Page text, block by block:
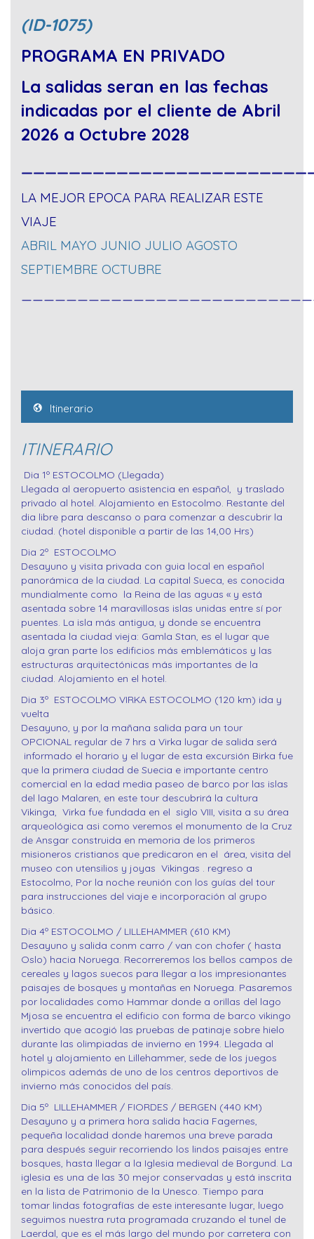
(ID-1075)
PROGRAMA EN PRIVADO
La salidas seran en las fechas
indicadas por el cliente de Abril
2026 a Octubre 2028
LA MEJOR EPOCA PARA REALIZAR ESTE
VIAJE
ABRIL MAYO JUNIO JULIO AGOSTO
SEPTIEMBRE OCTUBRE
Itinerario
ITINERARIO
Dia 1º ESTOCOLMO (Llegada)
Llegada al aeropuerto asistencia en español, y traslado
privado al hotel. Alojamiento en Estocolmo. Restante del
dia libre para descanso o para comenzar a descubrir la
ciudad. (hotel disponible a partir de las 14,00 Hrs)
Dia 2º ESTOCOLMO
Desayuno y visita privada con guia local en español
panorámica de la ciudad. La capital Sueca, es conocida
mundialmente como la Reina de las aguas « y está
asentada sobre 14 maravillosas islas unidas entre sí por
puentes. La isla más antigua, y donde se encuentra
asentada la ciudad vieja: Gamla Stan, es el lugar que
aloja gran parte los edificios más emblemáticos y las
estructuras arquitectónicas más importantes de la
ciudad. Alojamiento en el hotel.
Dia 3º ESTOCOLMO VIRKA ESTOCOLMO (120 km) ida y
vuelta
Desayuno, y por la mañana salida para un tour
OPCIONAL regular de 7 hrs a Virka lugar de salida será
informado el horario y el lugar de esta excursión Birka fue
que la primera ciudad de Suecia e importante centro
comercial en la edad media paseo de barco por las islas
del lago Malaren, en este tour descubrirá la cultura
Vikinga, Virka fue fundada en el siglo VIII, visita a su área
arqueológica asi como veremos el monumento de la Cruz
de Ansgar construida en memoria de los primeros
misioneros cristianos que predicaron en el área, visita del
museo con utensilios y joyas Vikingas . regreso a
Estocolmo, Por la noche reunión con los guías del tour
para instrucciones del viaje e incorporación al grupo
básico.
Dia 4º ESTOCOLMO / LILLEHAMMER (610 KM)
Desayuno y salida conm carro / van con chofer ( hasta
Oslo) hacia Noruega. Recorreremos los bellos campos de
cereales y lagos suecos para llegar a los impresionantes
paisajes de bosques y montañas en Noruega. Pasaremos
por localidades como Hammar donde a orillas del lago
Mjosa se encuentra el edificio con forma de barco vikingo
invertido que acogió las pruebas de patinaje sobre hielo
durante las olimpiadas de invierno en 1994. Llegada al
hotel y alojamiento en Lillehammer, sede de los juegos
olimpicos además de uno de los centros deportivos de
invierno más conocidos del país.
Dia 5º LILLEHAMMER / FIORDES / BERGEN (440 KM)
Desayuno y a primera hora salida hacia Fagernes,
pequeña localidad donde haremos una breve parada
para después seguir recorriendo los lindos paisajes entre
bosques, hasta llegar a la Iglesia medieval de Borgund. La
iglesia es una de las 30 mejor conservadas y está inscrita
en la lista de Patrimonio de la Unesco. Tiempo para
tomar lindas fotografías de este interesante lugar, luego
seguimos nuestra ruta programada cruzando el tunel de
Laerdal, que es el más largo del mundo por carretera con